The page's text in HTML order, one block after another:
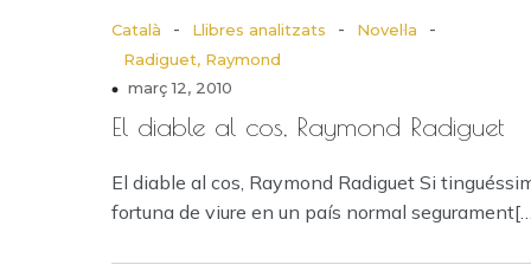
Català - Llibres analitzats - Novel·la -
Radiguet, Raymond
març 12, 2010
El diable al cos, Raymond Radiguet
El diable al cos, Raymond Radiguet Si
fortuna de viure en un país normal